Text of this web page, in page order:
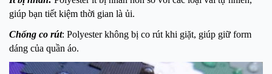
giúp bạn tiết kiệm thời gian là ủi.
Chống co rút: Polyester không bị co rút khi giặt, giúp giữ form
dáng của quần áo.